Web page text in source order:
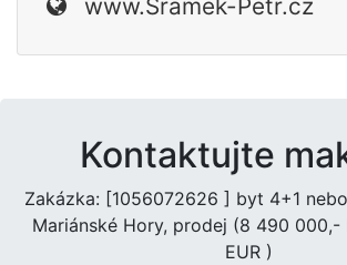
www.Sramek-Petr.cz
Kontaktujte
Zakázka: [1056072626 ] byt 4+1
Mariánské Hory, prodej (8 490 000,-
EUR )